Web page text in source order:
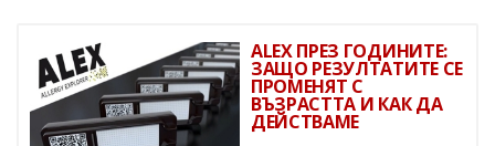
ALEX ПРЕЗ ГОДИНИТЕ:
ЗАЩО РЕЗУЛТАТИТЕ СЕ
ПРОМЕНЯТ С
ВЪЗРАСТТА И КАК ДА
ДЕЙСТВАМЕ